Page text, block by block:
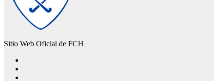
Sitio Web Oficial de FCH